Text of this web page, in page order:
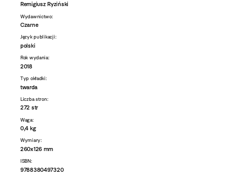
Remigiusz Ryziński
Wydawnictwo:
Czarne
Język publikacji:
polski
Rok wydania:
2018
Typ okładki:
twarda
Liczba stron:
272 str
Waga:
0,4 kg
Wymiary:
260x126 mm
ISBN:
9788380497320